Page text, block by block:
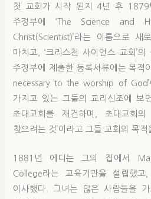
첫 교회가 시작 된지 4년 후
주정부에 ‘The Science and
Christ(Scientist)’라는 이름으로 새
마치고, ‘크리스천 사이언스 교회’
주정부에 제출한 등록서류에는 목적
necessary to the worship of God’
가지고 있는 그들의 교리신조에 보
초대교회를 재건하며, 초대교회
찾으려는 것’이라고 그들 교회의 목적
1881년 에디는 그의 집에서
College라는 교육기관을 설립했
이사했다. 그녀는 많은 사람들을